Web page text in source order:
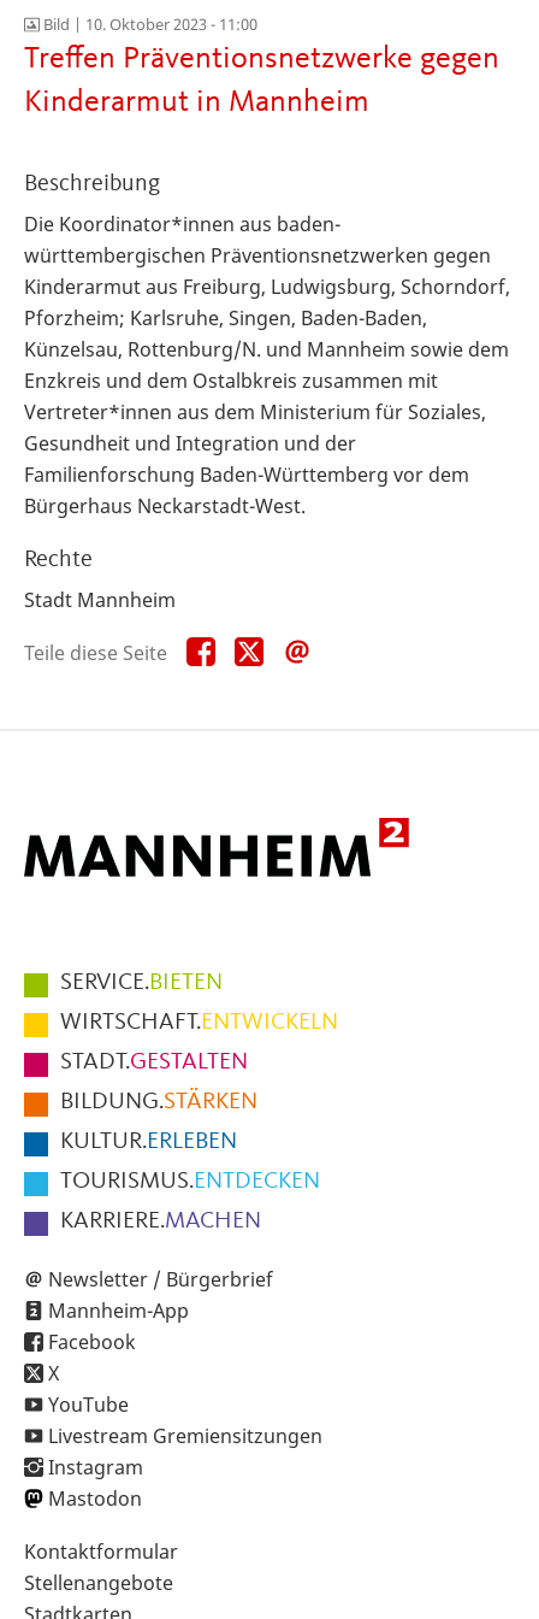
Bild | 10. Oktober 2023 - 11:00
Treffen Präventionsnetzwerke gegen
Kinderarmut in Mannheim
Beschreibung
Die Koordinator*innen aus baden-
württembergischen Präventionsnetzwerken gegen
Kinderarmut aus Freiburg, Ludwigsburg, Schorndorf,
Pforzheim; Karlsruhe, Singen, Baden-Baden,
Künzelsau, Rottenburg/N. und Mannheim sowie dem
Enzkreis und dem Ostalbkreis zusammen mit
Vertreter*innen aus dem Ministerium für Soziales,
Gesundheit und Integration und der
Familienforschung Baden-Württemberg vor dem
Bürgerhaus Neckarstadt-West.
Rechte
Stadt Mannheim
Teile diese Seite
Teile
diese
Teile
diese
Hauptmenüpunkte
im
Fußbereich
der
Seite
SERVICE.BIETEN
WIRTSCHAFT.ENTWICKELN
STADT.GESTALTEN
BILDUNG.STÄRKEN
KULTUR.ERLEBEN
TOURISMUS.ENTDECKEN
KARRIERE.MACHEN
Newsletter / Bürgerbrief
Mannheim-App
Facebook
X
YouTube
Livestream Gremiensitzungen
Instagram
Mastodon
Sekundärnavigation
im
Kontaktformular
Stellenangebote